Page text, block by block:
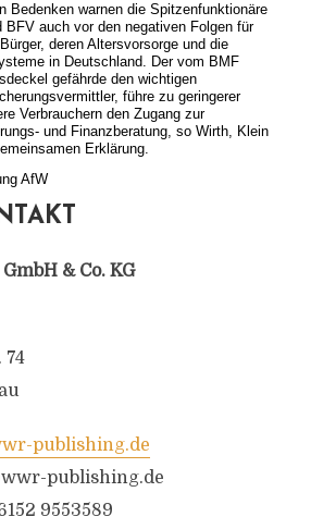
Bedenken warnen die Spitzenfunktionäre
BFV auch vor den negativen Folgen für
deren Altersvorsorge und die
in Deutschland. Der vom BMF
gefährde den wichtigen
führe zu geringerer
Verbrauchern den Zugang zur
und Finanzberatung, so Wirth, Klein
Erklärung.
AfW
& Co. KG
publishing.de
publishing.de
9553589